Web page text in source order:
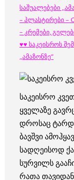
საშუალებები
– პლასტირები –
– კრემები,
♥♥ საკეისროს
,,ამაზონზე”
საკეისრო
ყველაზე
დროსაც
ბავშვი
სადღეისოდ
სურვილს
რათა